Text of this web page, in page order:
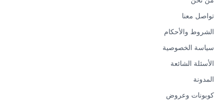
تواصل معنا
الشروط والأحكام
سياسة الخصوصية
الأسئلة الشائعة
المدونة
كوبونات وعروض